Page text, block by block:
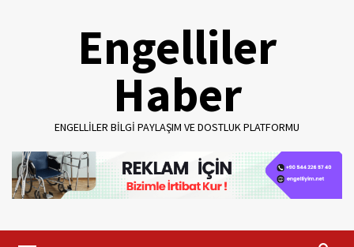
Engelliler
Haber
ENGELLILER BILGI PAYLAŞIM VE DOSTLUK PLATFORMU